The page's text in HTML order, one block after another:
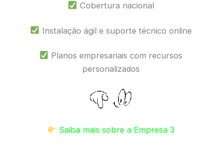
Cobertura nacional
Instalação ágil e suporte técnico online
Planos empresariais com recursos
personalizados
Saiba mais sobre a Empresa 3